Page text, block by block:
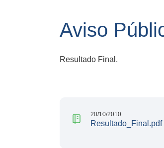
Aviso
Resultado Final.
20/10/2010
Resultado_Final.pdf